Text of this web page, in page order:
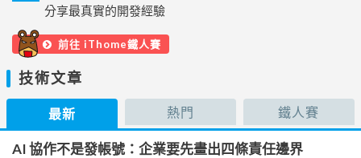
分享最真實的開發經驗
前往 iThome鐵人賽
技術文章
最新 熱門 鐵人賽
AI 協作不是發帳號：企業要先畫出四條責任邊界